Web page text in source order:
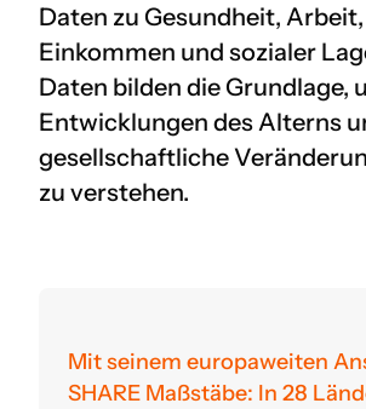
Daten zu Gesundheit, Arbeit,
Einkommen und sozialer
Daten bilden die Grundlage,
Entwicklungen des Alterns
gesellschaftliche
zu verstehen.
Mit seinem europaweiten
SHARE Maßstäbe: In 28